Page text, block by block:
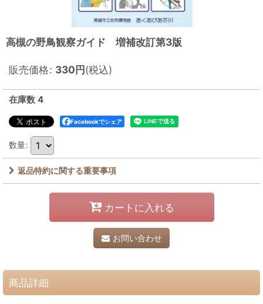
高槻の野鳥観察ガイド 増補改訂第3版
販売価格: 330円(税込)
在庫数 4
Facebookでシェア
数量:
返品特約に関する重要事項
カートに入れる
お問い合わせ
商品詳細